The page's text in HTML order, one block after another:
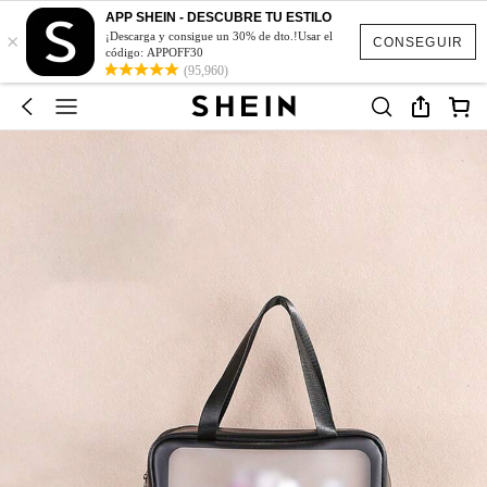
CONSEGUIR
×
APP SHEIN - DESCUBRE TU ESTILO
¡Descarga y consigue un 30% de dto.!Usar el
código: APPOFF30
(95,960)